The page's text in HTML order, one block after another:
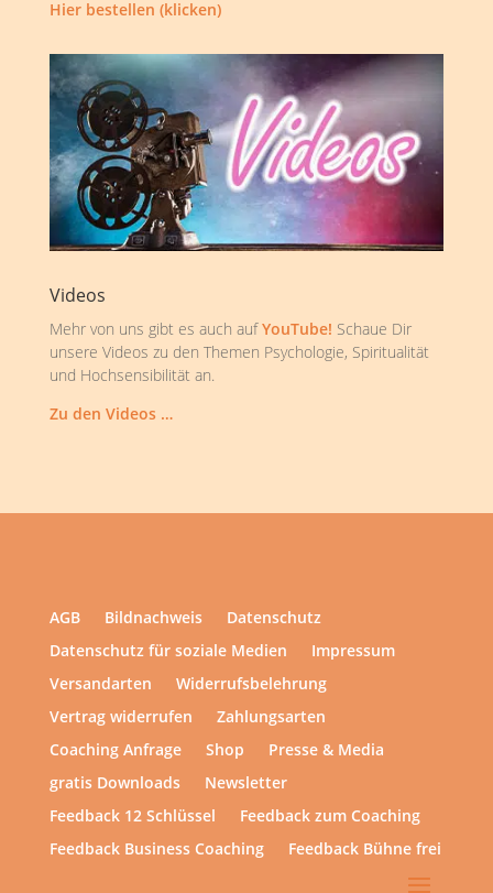
Hier bestellen (klicken)
Videos
Mehr von uns gibt es auch aufYouTube! Schaue Dir
unsere Videos zu den Themen Psychologie, Spiritualität
und Hochsensibilität an.
Zu den Videos …
AGB Bildnachweis
Datenschutz
Datenschutz für soziale Medien
Impressum
Versandarten
Widerrufsbelehrung
Vertrag widerrufen
Zahlungsarten
Coaching Anfrage
Shop
Presse & Media
gratis Downloads
Newsletter
Feedback 12 Schlüssel
Feedback zum Coaching
Feedback Business Coaching
Feedback Bühne frei